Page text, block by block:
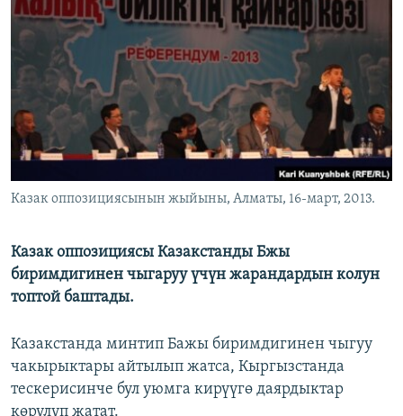
ЭЖЕ-СИҢДИЛЕР
АЗАТТЫК+
ЫҢГАЙСЫЗ СУРООЛОР
ОНЛАЙН ШЕРИНЕ
ЭЕ/АРнун бардык сайттары
Казак оппозициясынын жыйыны, Алматы, 16-март, 2013.
Казак оппозициясы Казакстанды Бжы
биримдигинен чыгаруу үчүн жарандардын колун
топтой баштады.
Казакстанда минтип Бажы биримдигинен чыгуу
чакырыктары айтылып жатса, Кыргызстанда
тескерисинче бул уюмга кирүүгө даярдыктар
көрүлүп жатат.